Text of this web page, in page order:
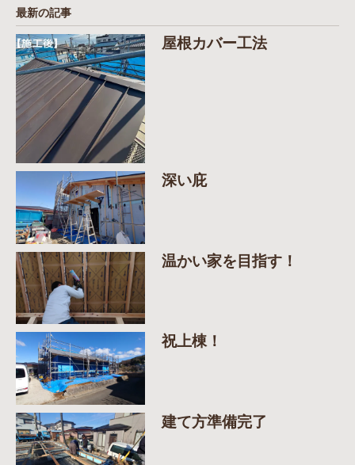
最新の記事
屋根カバー工法
深い庇
温かい家を目指す！
祝上棟！
建て方準備完了